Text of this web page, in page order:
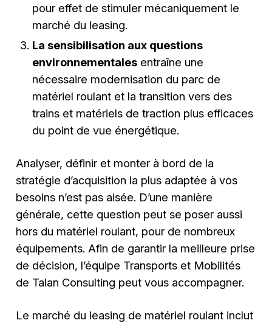
pour effet de stimuler mécaniquement le
marché du leasing.
La sensibilisation aux questions
environnementalesentraîne une
nécessaire modernisation du parc de
matériel roulant et la transition vers des
trains et matériels de traction plus efficaces
du point de vue énergétique.
Analyser, définir et monter à bord de la
stratégie d’acquisition la plus adaptée à vos
besoins n’est pas aisée. D’une manière
générale, cette question peut se poser aussi
hors du matériel roulant, pour de nombreux
équipements. Afin de garantir la meilleure prise
de décision, l’équipe Transports et Mobilités
de Talan Consulting peut vous accompagner.
Le marché du leasing de matériel roulant inclut